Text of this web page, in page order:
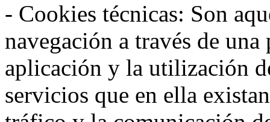
- Cookies técnicas: Son
navegación a través de
aplicación y la utilización
servicios que en ella